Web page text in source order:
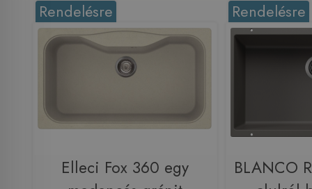
Rendelésre
Elleci Fox 360 egy
Rendelésre
BLANCO